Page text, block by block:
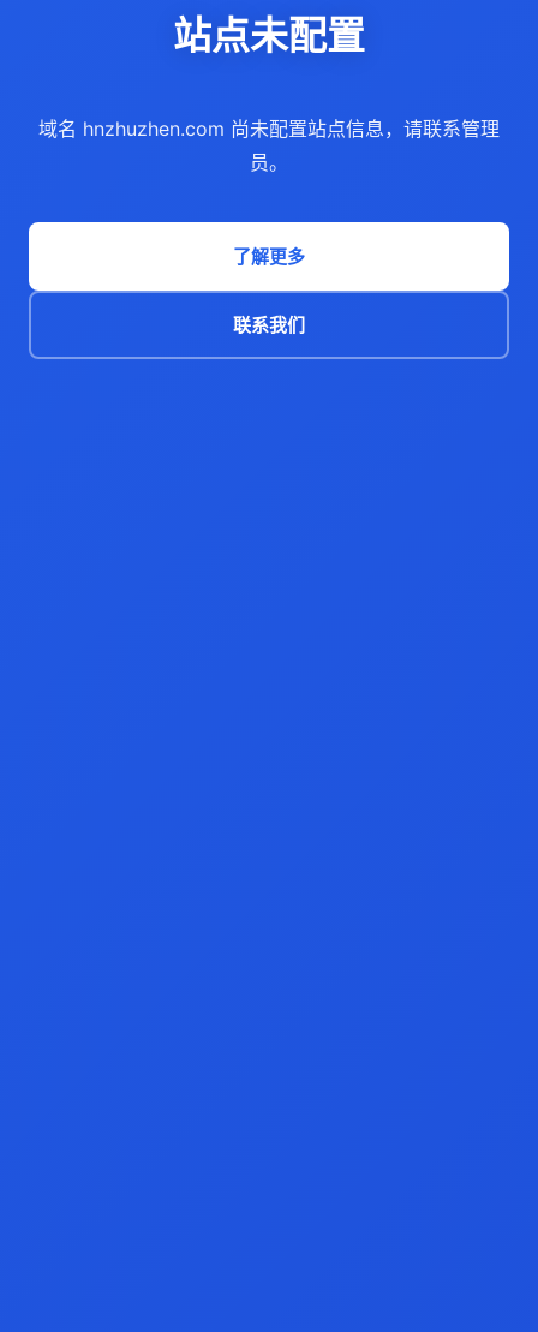
站点未配置
域名 hnzhuzhen.com 尚未配置站点信息，请联系管理
员。
了解更多
联系我们